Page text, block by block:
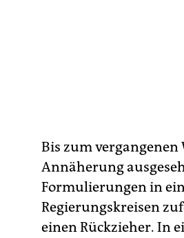
Bis zum vergangenen
Annäherung
Formulierungen in
Regierungskreisen
einen Rückzieher. In